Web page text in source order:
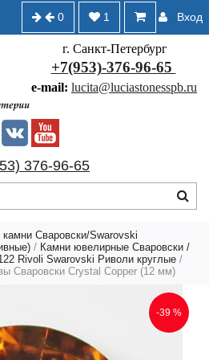
Вход
1
0
г. Санкт-Петербург
+7(953)-376-96-65
e-mail: lucita@luciastonesspb.ru
376-96-65
Сваровски/Swarovski
/ Камни ювелирные Сваровски /
Rivoli Swarovski Риволи круглые /
Сваровски Crystal Copper (12 мм)
-39 %